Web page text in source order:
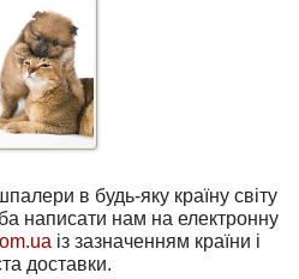
в будь-яку країну світу
із зазначенням країни і
доставки.